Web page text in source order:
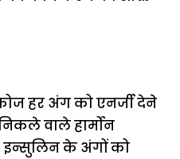
हर अंग को एनर्जी देने
वाले हार्मोन
इन्सुलिन के अंगों को